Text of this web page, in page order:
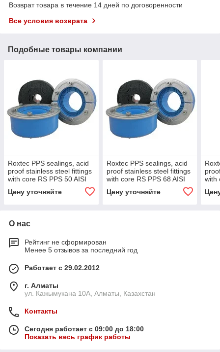
Возврат товара в течение 14 дней по договоренности
Все условия возврата
Подобные товары компании
Roxtec PPS sealings, acid
proof stainless steel fittings
with core RS PPS 50 AISI
Цену уточняйте
Roxtec PPS sealings, acid
proof stainless steel fittings
with core RS PPS 68 AISI
Цену уточняйте
with
О нас
Рейтинг не сформирован
Менее 5 отзывов за последний год
Работает с 29.02.2012
г. Алматы
ул. Кажымукана 10А, Алматы, Казахстан
Контакты
Сегодня работает с 09:00 до 18:00
Показать весь график работы